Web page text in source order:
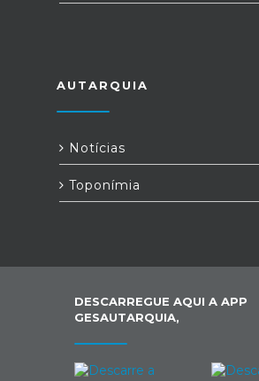
AUTARQUIA
Notícias
Toponímia
DESCARREGUE AQUI A APP
GESAUTARQUIA,